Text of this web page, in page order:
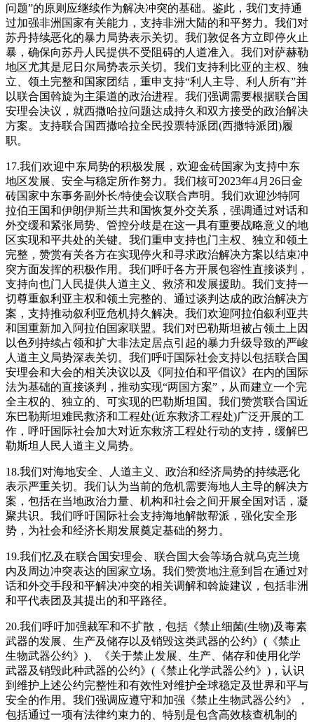
问题”的原则应继续作为解决冲突的基础。鉴此，我们支持通
过加强非洲国家有关能力，支持非洲大陆的和平努力。我们对
苏丹持续恶化的暴力局势表示关切。我们敦促各方立即停火止
暴，确保向苏丹人民提供不受阻碍的人道准入。我们对萨赫勒
地区尤其是尼日尔局势表示关切。我们支持利比亚的主权、独
立、领土完整和国家团结，重申支持“利人主导、利人所有”并
以联合国斡旋为主渠道的政治进程。我们强调需要根据联合国
安理会决议，就西撒哈拉问题达成持久和双方接受的政治解决
方案。支持联合国西撒哈拉全民投票特派团(西撒特派团)履
职。
17.我们欢迎中东局势的积极发展，欢迎金砖国家为支持中东
地区发展、安全与稳定所作努力。我们核可2023年4月26日金
砖国家中东事务副外长/特使会议联合声明。我们欢迎沙特阿
拉伯王国和伊朗伊斯兰共和国恢复外交关系，强调通过对话和
外交缓和紧张局势、管控分歧是在这一具有重要战略意义的地
区实现和平共处的关键。我们重申支持也门主权、独立和领土
完整，赞赏有关各方在实现停火和寻求政治解决方案以结束冲
突方面发挥的积极作用。我们呼吁各方开展包容性直接谈判，
支持向也门人民提供人道主义、救济和发展援助。我们支持一
切尊重叙利亚主权和领土完整的、通过谈判达成的政治解决方
案，支持推动叙利亚危机持久解决。我们欢迎阿拉伯叙利亚共
和国重新加入阿拉伯国家联盟。我们对巴勒斯坦被占领土上因
以色列持续占领和扩大非法定居点引起的暴力升级导致的严峻
人道主义局势深表关切。我们呼吁国际社会支持以包括联合国
安理会和大会的相关决议以及《阿拉伯和平倡议》在内的国际
法为基础的直接谈判，推动实现“两国方案”，从而建立一个完
全主权的、独立的、可实现的巴勒斯坦国。我们赞赏联合国近
东巴勒斯坦难民救济和工程处(近东救济工程处)广泛开展的工
作，呼吁国际社会加大对近东救济工程处行动的支持，缓解巴
勒斯坦人民人道主义局势。
18.我们对海地安全、人道主义、政治和经济局势的持续恶化
表示严重关切。我们认为当前的危机需要海地人主导的解决方
案，包括在当地政治力量、机构和社会之间开展全国对话，凝
聚共识。我们呼吁国际社会支持海地解散帮派，强化安全形
势，为社会和经济长期发展奠定基础的努力。
19.我们忆及在联合国安理会、联合国大会等场合就乌克兰境
内及周边冲突表达的国家立场。我们赞赏地注意到旨在通过对
话和外交手段和平解决冲突的相关调解和斡旋建议，包括非洲
和平代表团及其提出的和平路径。
20.我们呼吁加强裁军和不扩散，包括《禁止细菌(生物)及毒素
武器的发展、生产及储存以及销毁这类武器的公约》(《禁止
生物武器公约》)、《关于禁止发展、生产、储存和使用化学
武器及销毁此种武器的公约》(《禁止化学武器公约》)，认识
到维护上述公约完整性和有效性对维护全球稳定及世界和平与
安全的作用。我们强调应遵守和加强《禁止生物武器公约》，
包括通过一项有法律约束力的、特别是包含高效核查机制的